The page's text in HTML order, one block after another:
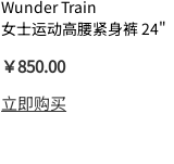
Wunder Train
女士运动高腰紧身裤 24"
￥850.00
立即购买